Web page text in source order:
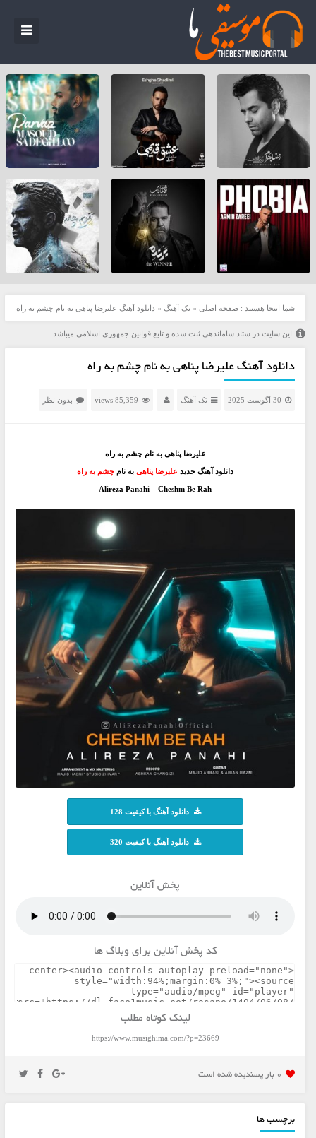
شما اینجا هستید : صفحه اصلی » تک آهنگ » دانلود آهنگ علیرضا پناهی به نام چشم به راه
این سایت در ستاد ساماندهی ثبت شده و تابع قوانین جمهوری اسلامی میباشد
دانلود آهنگ علیرضا پناهی به نام چشم به راه
30 آگوست 2025 تک آهنگ 85,359 views بدون نظر
علیرضا پناهی به نام چشم به راه
دانلود آهنگ جدیدعلیرضا پناهیبه نام چشم به راه
Alireza Panahi – Cheshm Be Rah
دانلود آهنگ با کیفیت 128
دانلود آهنگ با کیفیت 320
پخش آنلاین
کد پخش آنلاین برای وبلاگ ها
لینک کوتاه مطلب
https://www.musighima.com/?p=23669
0 بار پسنديده شده است
برچسب ها